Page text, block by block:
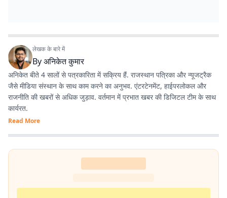
लेखक के बारे में
Byअनिकेत कुमार
अनिकेत बीते 4 सालों से पत्रकारिता में सक्रिय हैं. राजस्थान पत्रिका और न्यूजट्रैक
जैसे मीडिया संस्थान के साथ काम करने का अनुभव. एंटरटेनमेंट, हाईपरलोकल और
राजनीति की खबरों से अधिक जुड़ाव. वर्तमान में प्रभात खबर की डिजिटल टीम के साथ
कार्यरत.
Read More